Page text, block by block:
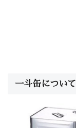
一斗缶について